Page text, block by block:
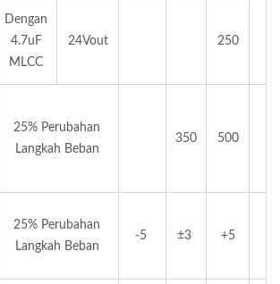
Dengan
4.7uF
MLCC
24Vout 250
25% Perubahan
Langkah Beban
350 500
25% Perubahan
Langkah Beban
-5 ±3 +5